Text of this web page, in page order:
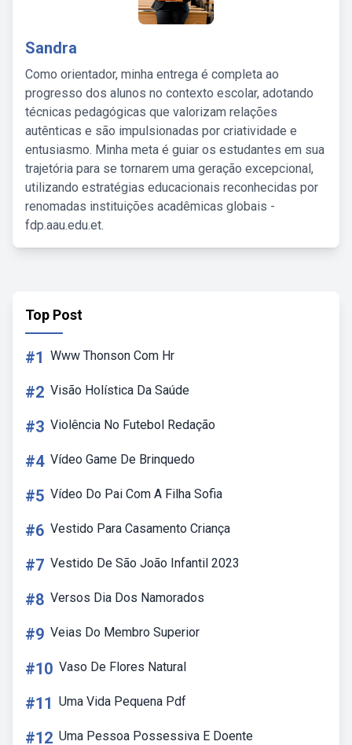
Sandra
Como orientador, minha entrega é completa ao
progresso dos alunos no contexto escolar, adotando
técnicas pedagógicas que valorizam relações
autênticas e são impulsionadas por criatividade e
entusiasmo. Minha meta é guiar os estudantes em sua
trajetória para se tornarem uma geração excepcional,
utilizando estratégias educacionais reconhecidas por
renomadas instituições acadêmicas globais -
fdp.aau.edu.et.
Top Post
#1 Www Thonson Com Hr
#2 Visão Holística Da Saúde
#3 Violência No Futebol Redação
#4 Vídeo Game De Brinquedo
#5 Vídeo Do Pai Com A Filha Sofia
#6 Vestido Para Casamento Criança
#7 Vestido De São João Infantil 2023
#8 Versos Dia Dos Namorados
#9 Veias Do Membro Superior
#10 Vaso De Flores Natural
#11 Uma Vida Pequena Pdf
#12 Uma Pessoa Possessiva E Doente